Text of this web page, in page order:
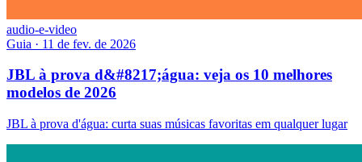
audio-e-video
Guia · 11 de fev. de 2026
JBL à prova d&#8217;água: veja os 10 melhores
modelos de 2026
JBL à prova d'água: curta suas músicas favoritas em qualquer lugar